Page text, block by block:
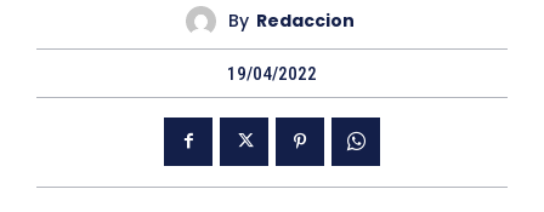
By Redaccion
19/04/2022